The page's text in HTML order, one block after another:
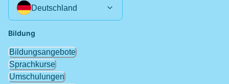
Deutschland
Bildung
Bildungsangebote
Sprachkurse
Umschulungen